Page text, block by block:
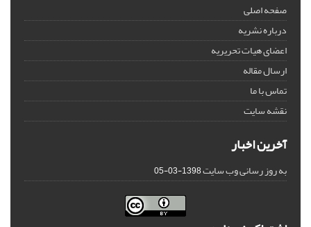
صفحه اصلی
درباره نشریه
اعضای هیات تحریریه
ارسال مقاله
تماس با ما
نقشه سایت
آخرین اخبار
به روز رسانی وب سایت1398-03-05